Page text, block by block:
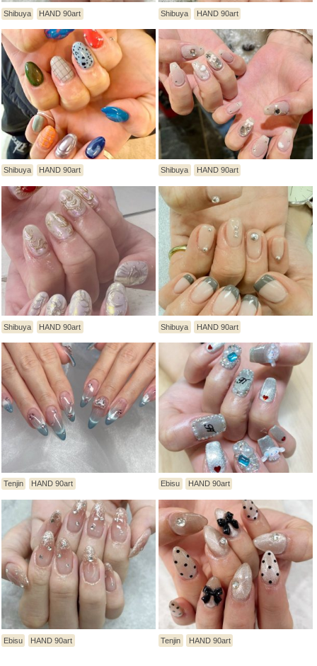
Shibuya HAND 90art Shibuya HAND 90art
Shibuya HAND 90art Shibuya HAND 90art
Shibuya HAND 90art Shibuya HAND 90art
Tenjin HAND 90art Ebisu HAND 90art
Ebisu HAND 90art Tenjin HAND 90art